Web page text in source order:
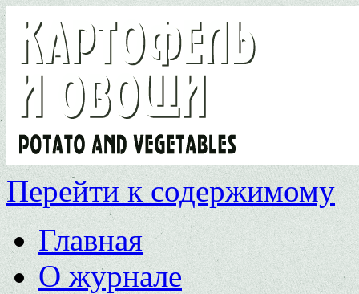
Перейти к содержимому
Главная
О журнале